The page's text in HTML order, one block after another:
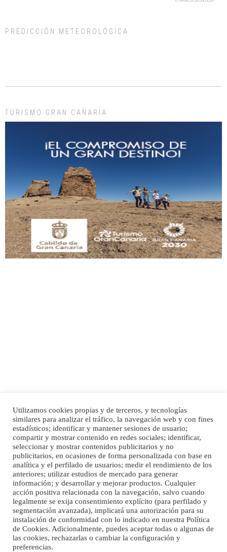
días, ella incluida...
Gato manso encontrado
Este gato macho ha aparecido en la calle hace menos de un mes, es muy
manso y extremadamente cari...
Leales.org » Gran Canaria | 9.7.2025
SHIBA PERDIDO AVDA JOSE MESA Y LOPEZ
PERRO MACHO RAZA SHIBA CON MICROCHIP PERDIDO HOY 06/07/2025 ZONA
MESA Y LOPEZ. ES MUY ASUSTADIZO
Leales.org » Gran Canaria | 6.7.2025
Ninfa perdida
El día 5 se los perdió una ninfa papillera, asustada tiene miedo a la calle, se
PREDICCIÓN METEOROLÓGICA
TURISMO GRAN CANARIA
Inicio Publicidad
Política de privacidad
Aviso Legal
Cláusula de Cookies
Enlaces de interés
Utilizamos cookies propias y de terceros, y tecnologías
similares para analizar el tráfico, la navegación web y con fines
estadísticos; identificar y mantener sesiones de usuario;
compartir y mostrar contenido en redes sociales; identificar,
seleccionar y mostrar contenidos publicitarios y no
publicitarios, en ocasiones de forma personalizada con base en
analítica y el perfilado de usuarios; medir el rendimiento de los
anteriores; utilizar estudios de mercado para generar
información; y desarrollar y mejorar productos. Cualquier
acción positiva relacionada con la navegación, salvo cuando
legalmente se exija consentimiento explícito (para perfilado y
segmentación avanzada), implicará una autorización para su
instalación de conformidad con lo indicado en nuestra Política
de Cookies. Adicionalmente, puedes aceptar todas o algunas de
las cookies, rechazarlas o cambiar la configuración y
preferencias.